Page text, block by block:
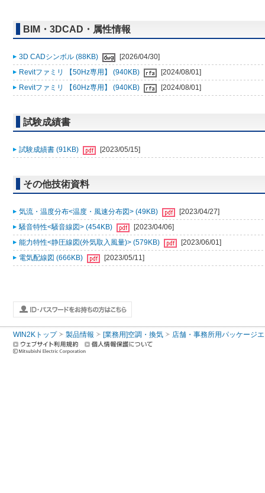
BIM・3DCAD・属性情報
3D CADシンボル (88KB)
[2026/04/30]
Revitファミリ 【50Hz専用】 (940KB)
[2024/08/01]
Revitファミリ 【60Hz専用】 (940KB)
[2024/08/01]
試験成績書
試験成績書 (91KB) [2023/05/15]
その他技術資料
気流・温度分布<温度・風速分布図> (49KB)
[2023/04/27]
騒音特性<騒音線図> (454KB)
[2023/04/06]
能力特性<静圧線図(外気取入風量)> (579KB)
[2023/06/01]
電気配線図 (666KB)
[2023/05/11]
WIN2Kトップ 製品情報 [業務用]空調・換気 店舗・事務所用パッケージ